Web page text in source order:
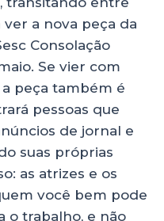
a nova peça da
Consolação
Se vier com
peça também é
pessoas que
de jornal e
suas próprias
as atrizes e os
você bem pode
o trabalho, e não